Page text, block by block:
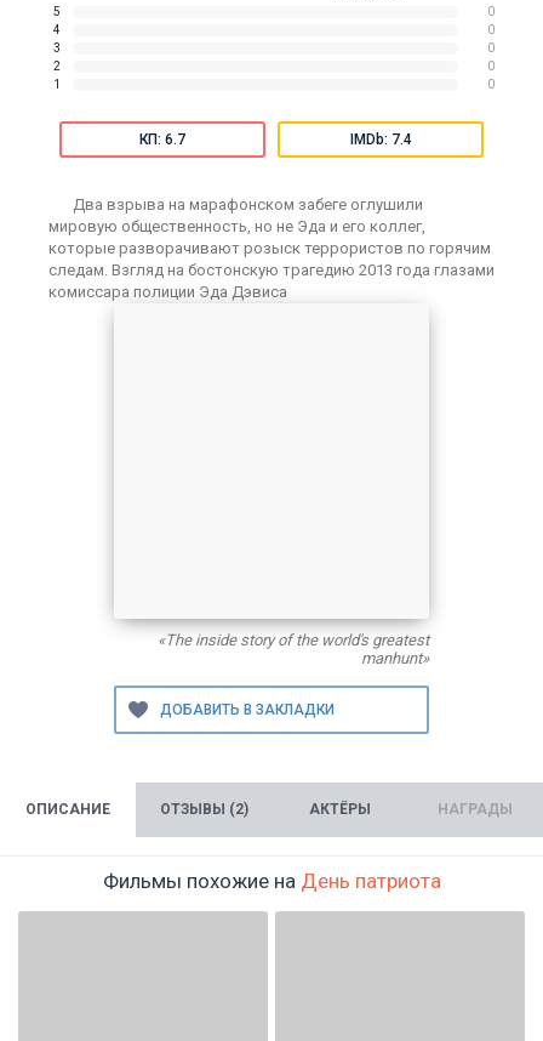
5
0
4
0
3
0
2
0
1
0
КП: 6.7 IMDb: 7.4
Два взрыва на марафонском забеге оглушили
мировую общественность, но не Эда и его коллег,
которые разворачивают розыск террористов по горячим
следам. Взгляд на бостонскую трагедию 2013 года глазами
комиссара полиции Эда Дэвиса
«The inside story of the world's greatest
manhunt»
ОПИСАНИЕ ОТЗЫВЫ (2) АКТЁРЫ НАГРАДЫ
Фильмы похожие на День патриота